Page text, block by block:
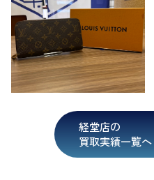
経堂店の
買取実績一覧へ